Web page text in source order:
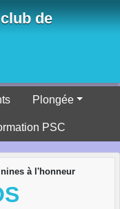
de
Plongée
PSC
à l'honneur